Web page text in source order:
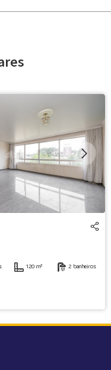
120 m² 2 banheiros